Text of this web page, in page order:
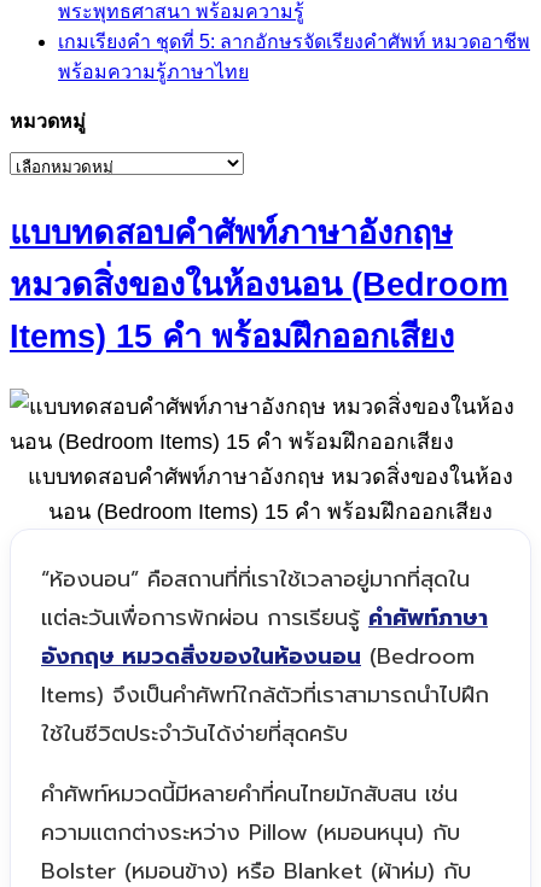
พระพุทธศาสนา พร้อมความรู้
เกมเรียงคำ ชุดที่ 5: ลากอักษรจัดเรียงคำศัพท์ หมวดอาชีพ
พร้อมความรู้ภาษาไทย
หมวดหมู่
หมวด
แบบทดสอบคำศัพท์ภาษาอังกฤษ
หมวดสิ่งของในห้องนอน (Bedroom
Items) 15 คำ พร้อมฝึกออกเสียง
แบบทดสอบคำศัพท์ภาษาอังกฤษ หมวดสิ่งของในห้อง
นอน (Bedroom Items) 15 คำ พร้อมฝึกออกเสียง
“ห้องนอน” คือสถานที่ที่เราใช้เวลาอยู่มากที่สุดใน
แต่ละวันเพื่อการพักผ่อน การเรียนรู้ คำศัพท์ภาษา
อังกฤษ หมวดสิ่งของในห้องนอน (Bedroom
Items) จึงเป็นคำศัพท์ใกล้ตัวที่เราสามารถนำไปฝึก
ใช้ในชีวิตประจำวันได้ง่ายที่สุดครับ
คำศัพท์หมวดนี้มีหลายคำที่คนไทยมักสับสน เช่น
ความแตกต่างระหว่าง Pillow (หมอนหนุน) กับ
Bolster (หมอนข้าง) หรือ Blanket (ผ้าห่ม) กับ